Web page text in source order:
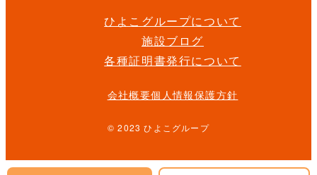
ひよこグループについて
施設ブログ
各種証明書発行について
会社概要個人情報保護方針
© 2023 ひよこグループ